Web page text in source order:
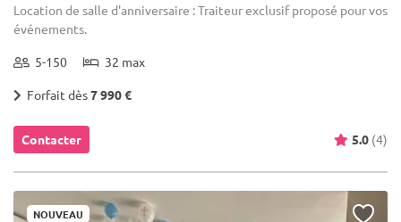
Location de salle d'anniversaire : Traiteur exclusif proposé pour vos
événements.
5-150 32 max
Forfait dès7 990 €
Contacter 5.0 (4)
NOUVEAU